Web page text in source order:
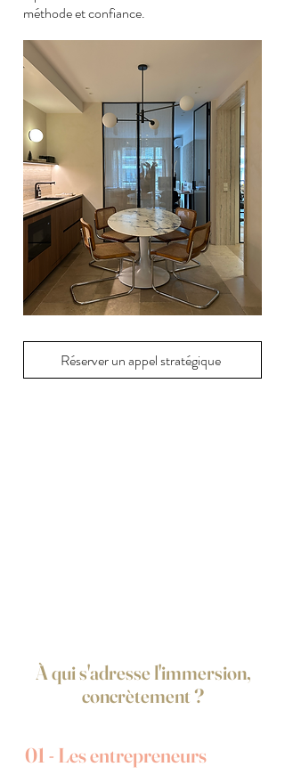
méthode et confiance.
Réserver un appel stratégique
À qui s'adresse l'immersion,
concrètement ?
01 - Les entrepreneurs